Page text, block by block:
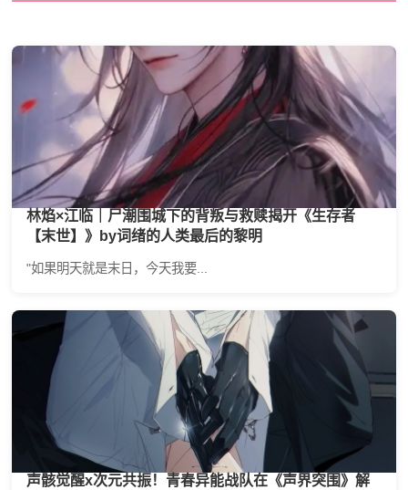
林焰×江临｜尸潮围城下的背叛与救赎揭开《生存者
【末世】》by词绪的人类最后的黎明
"如果明天就是末日，今天我要...
声骸觉醒x次元共振！青春异能战队在《声界突围》解